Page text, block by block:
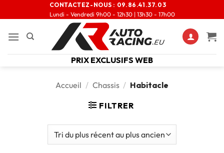
CONTACTEZ-NOUS : 09.86.41.37.03
Lundi - Vendredi 9h00 - 12h30 | 13h30 - 17h00
PRIX EXCLUSIFS WEB
Accueil / Chassis / Habitacle
FILTRER